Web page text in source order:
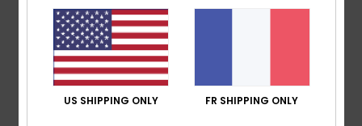
Note moyenne
5.0/5
US SHIPPING ONLY FR SHIPPING ONLY